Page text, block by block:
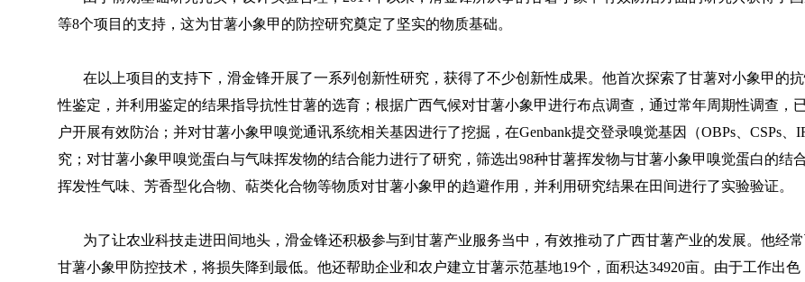
等8个项目的支持，这为甘薯小象甲的防控研究奠定了坚实的物质基础。
在以上项目的支持下，滑金锋开展了一系列创新性研究，获得了不少创新性成果。他首次探索了甘薯对小象甲的
性鉴定，并利用鉴定的结果指导抗性甘薯的选育；根据广西气候对甘薯小象甲进行布点调查，通过常年周期性调查，
户开展有效防治；并对甘薯小象甲嗅觉通讯系统相关基因进行了挖掘，在Genbank提交登录嗅觉基因（OBPs、CSPs
究；对甘薯小象甲嗅觉蛋白与气味挥发物的结合能力进行了研究，筛选出98种甘薯挥发物与甘薯小象甲嗅觉蛋白的
挥发性气味、芳香型化合物、萜类化合物等物质对甘薯小象甲的趋避作用，并利用研究结果在田间进行了实验验证。
为了让农业科技走进田间地头，滑金锋还积极参与到甘薯产业服务当中，有效推动了广西甘薯产业的发展。他经
甘薯小象甲防控技术，将损失降到最低。他还帮助企业和农户建立甘薯示范基地19个，面积达34920亩。由于工作出色